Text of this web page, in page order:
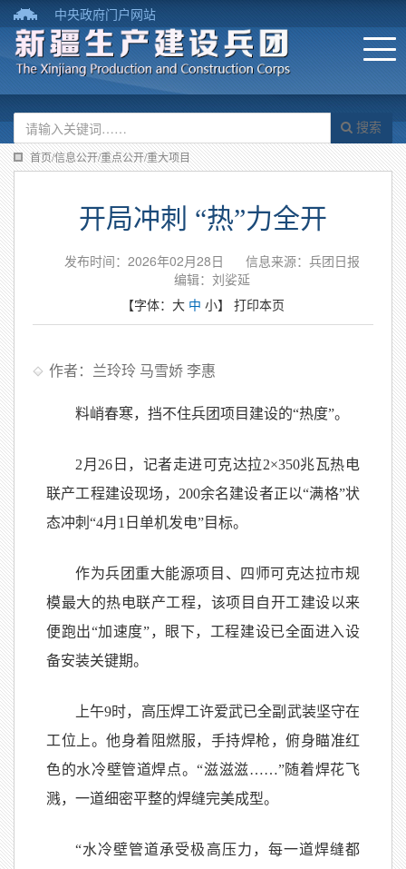
中央政府门户网站
搜索
首页/信息公开/重点公开/重大项目
开局冲刺 “热”力全开
发布时间：2026年02月28日
信息来源：兵团日报
编辑：刘娑延
【字体： 大 中 小】 打印本页
作者：兰玲玲 马雪娇 李惠
料峭春寒，挡不住兵团项目建设的“热度”。
2月26日，记者走进可克达拉2×350兆瓦热电
联产工程建设现场，200余名建设者正以“满格”状
态冲刺“4月1日单机发电”目标。
作为兵团重大能源项目、四师可克达拉市规
模最大的热电联产工程，该项目自开工建设以来
便跑出“加速度”，眼下，工程建设已全面进入设
备安装关键期。
上午9时，高压焊工许爱武已全副武装坚守在
工位上。他身着阻燃服，手持焊枪，俯身瞄准红
色的水冷壁管道焊点。“滋滋滋……”随着焊花飞
溅，一道细密平整的焊缝完美成型。
“水冷壁管道承受极高压力，每一道焊缝都